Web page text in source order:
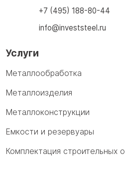
+7 (495) 188-80-44
info@investsteel.ru
Услуги
Металлообработка
Металлоизделия
Металлоконструкции
Емкости и резервуары
Комплектация строительных